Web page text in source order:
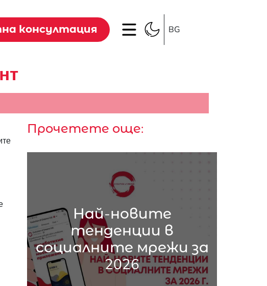
консултация BG
Прочетете още:
Най-новите
тенденции в
социалните мрежи за
2026